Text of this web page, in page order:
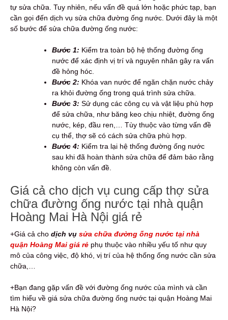
tự sửa chữa. Tuy nhiên, nếu vấn đề quá lớn hoặc phức tạp, bạn
cần gọi đến dịch vụ sửa chữa đường ống nước. Dưới đây là một
số bước để sửa chữa đường ống nước:
Bước 1: Kiểm tra toàn bộ hệ thống đường ống
nước để xác định vị trí và nguyên nhân gây ra vấn
đề hỏng hóc.
Bước 2: Khóa van nước để ngăn chặn nước chảy
ra khỏi đường ống trong quá trình sửa chữa.
Bước 3: Sử dụng các công cụ và vật liệu phù hợp
để sửa chữa, như băng keo chịu nhiệt, đường ống
nước, kép, đầu ren,… Tùy thuộc vào từng vấn đề
cụ thể, thợ sẽ có cách sửa chữa phù hợp.
Bước 4: Kiểm tra lại hệ thống đường ống nước
sau khi đã hoàn thành sửa chữa để đảm bảo rằng
không còn vấn đề.
Giá cả cho dịch vụ cung cấp thợ sửa
chữa đường ống nước tại nhà quận
Hoàng Mai Hà Nội giá rẻ
+Giá cả cho dịch vụ sửa chữa đường ống nước tại nhà
quận Hoàng Mai giá rẻ phụ thuộc vào nhiều yếu tố như quy
mô của công việc, độ khó, vị trí của hệ thống ống nước cần sửa
chữa,…
+Bạn đang gặp vấn đề với đường ống nước của mình và cần
tìm hiểu về giá sửa chữa đường ống nước tại quận Hoàng Mai
Hà Nội?